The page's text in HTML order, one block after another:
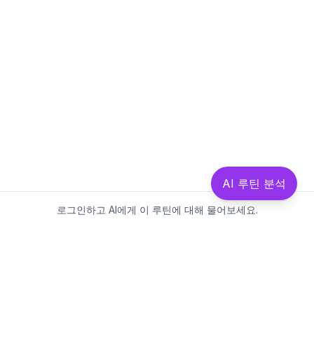
로그인하고 AI에게 이 루틴에 대해 물어보세요.
AI 루틴 분석